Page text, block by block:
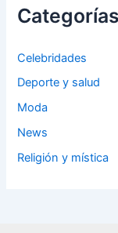
Categorías
Celebridades
Deporte y salud
Moda
News
Religión y mística